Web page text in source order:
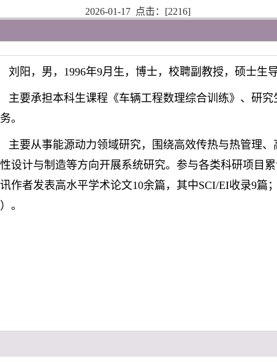
2026-01-17 点击：[2216]
刘阳，男， 1996年9月生，博士，校聘副教授，硕士生导
主要承担本科生课程《车辆工程数理综合训练》、研
。
主要从事能源动力领域研究，围绕高效传热与热管理、
设计与制造等方向开展系统研究。参与各类科研项目
作者发表高水平学术论文10余篇，其中SCI/EI收录9篇
。